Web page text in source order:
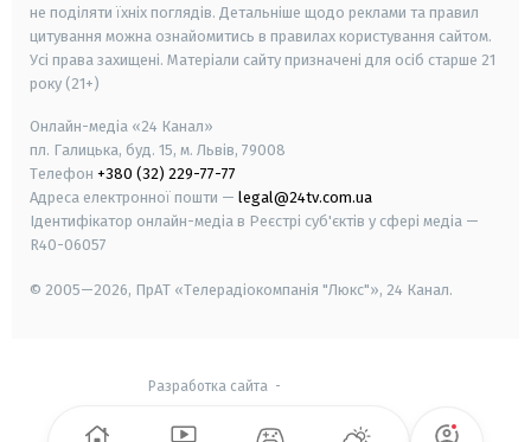
не поділяти їхніх поглядів. Детальніше щодо реклами та правил
цитування можна ознайомитись в правилах користування сайтом.
Усі права захищені. Матеріали сайту призначені для осіб старше 21
року (21+)
Онлайн-медіа «24 Канал»
пл. Галицька, буд. 15, м. Львів, 79008
Телефон +380 (32) 229-77-77
Адреса електронної пошти — legal@24tv.com.ua
Ідентифікатор онлайн-медіа в Реєстрі суб'єктів у сфері медіа —
R40-06057
© 2005—2026, ПрАТ «Телерадіокомпанія "Люкс"», 24 Канал.
Разработка сайта -